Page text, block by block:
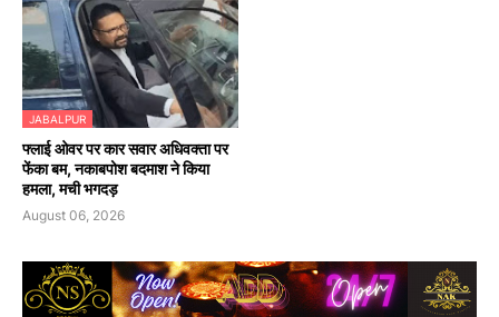
JABALPUR
फ्लाई ओवर पर कार सवार अधिवक्ता पर
फेंका बम, नकाबपोश बदमाश ने किया
हमला, मची भगदड़
August 06, 2026